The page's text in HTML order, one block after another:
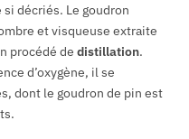
décriés. Le goudron
et visqueuse extraite
procédé de distillation.
d’oxygène, il se
dont le goudron de pin est